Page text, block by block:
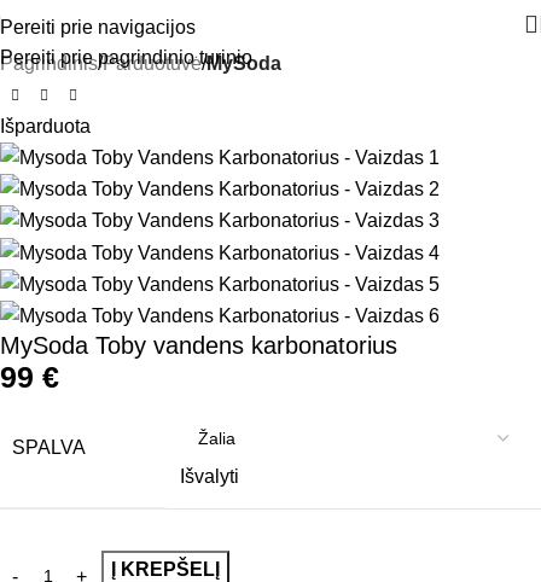
Pereiti prie navigacijos
Pereiti prie pagrindinio turinio
Pagrindinis Parduotuvė MySoda
Išparduota
MySoda Toby vandens karbonatorius
99 €
SPALVA
Išvalyti
Į KREPŠELĮ